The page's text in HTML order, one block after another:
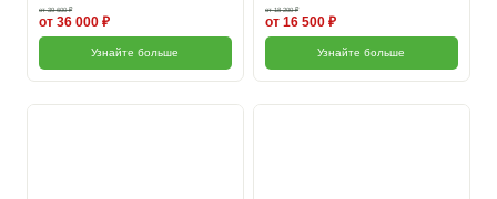
от 39 600 ₽
от 36 000 ₽
Узнайте больше
от 18 200 ₽
от 16 500 ₽
Узнайте больше